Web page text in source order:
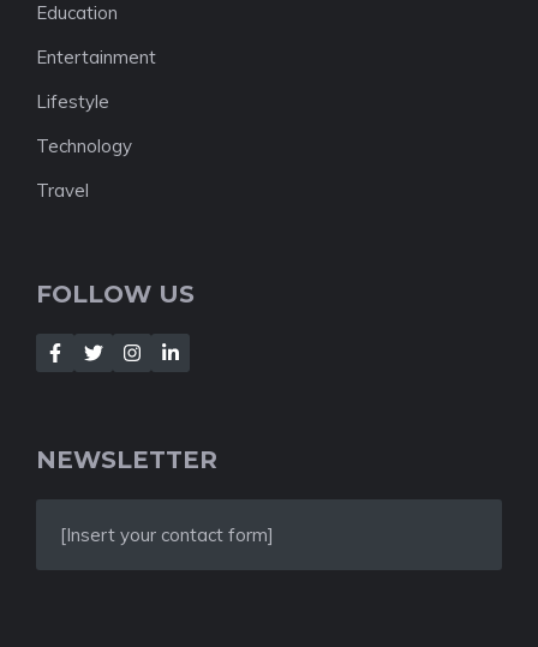
Education
Entertainment
Lifestyle
Technology
Travel
FOLLOW US
NEWSLETTER
[Insert your contact form]